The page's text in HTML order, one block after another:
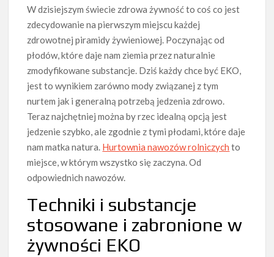
W dzisiejszym świecie zdrowa żywność to coś co jest
zdecydowanie na pierwszym miejscu każdej
zdrowotnej piramidy żywieniowej. Poczynając od
płodów, które daje nam ziemia przez naturalnie
zmodyfikowane substancje. Dziś każdy chce być EKO,
jest to wynikiem zarówno mody związanej z tym
nurtem jak i generalną potrzebą jedzenia zdrowo.
Teraz najchętniej można by rzec idealną opcją jest
jedzenie szybko, ale zgodnie z tymi płodami, które daje
nam matka natura. Hurtownia nawozów rolniczych to
miejsce, w którym wszystko się zaczyna. Od
odpowiednich nawozów.
Techniki i substancje
stosowane i zabronione w
żywności EKO